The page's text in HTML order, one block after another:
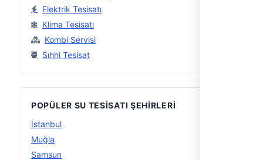
Elektrik Tesisatı
Klima Tesisatı
Kombi Servisi
Sıhhi Tesisat
POPÜLER SU TESISATI ŞEHIRLERI
İstanbul
Muğla
Samsun